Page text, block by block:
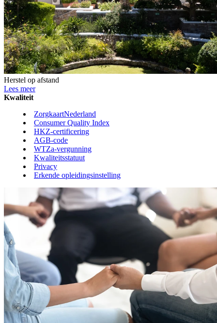
Herstel op afstand
Lees meer
Kwaliteit
ZorgkaartNederland
Consumer Quality Index
HKZ-certificering
AGB-code
WTZa-vergunning
Kwaliteitsstatuut
Privacy
Erkende opleidingsinstelling